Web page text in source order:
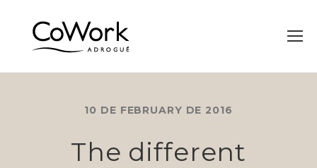
10 DE FEBRUARY DE 2016
The different